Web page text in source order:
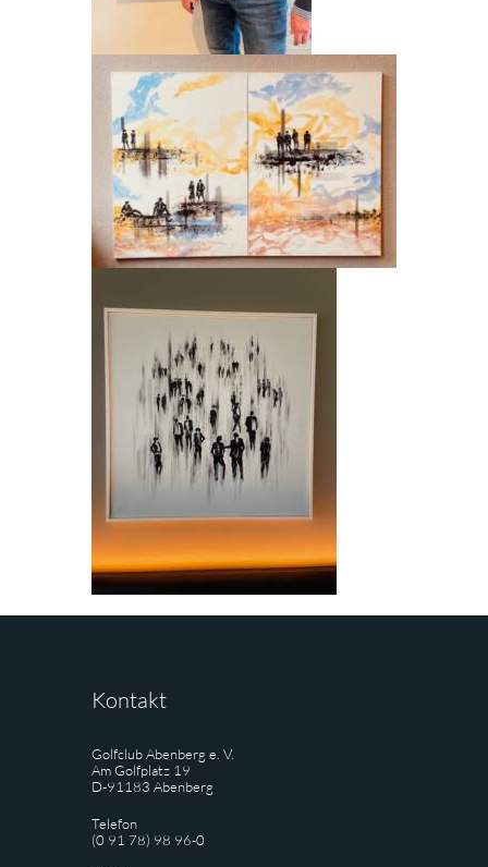
Kontakt
Golfclub Abenberg e. V.
Am Golfplatz 19
D-91183 Abenberg
Telefon
(0 91 78) 98 96-0